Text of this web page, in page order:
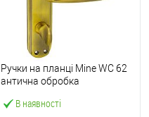
В наявності
Ручки на планці Mine WC 62
антична обробка